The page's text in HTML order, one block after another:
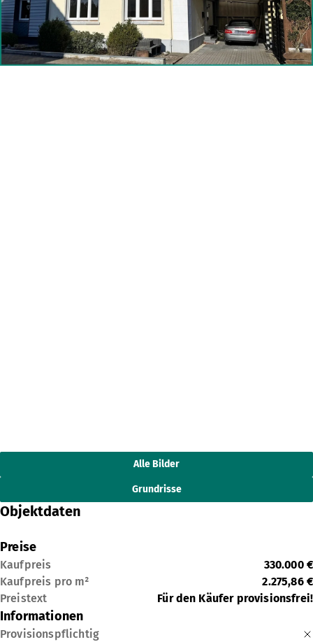
Alle Bilder
Grundrisse
Objektdaten
Preise
Kaufpreis
330.000 €
Kaufpreis pro m²
2.275,86 €
Preistext
Für den Käufer provisionsfrei!
Informationen
Provisionspflichtig